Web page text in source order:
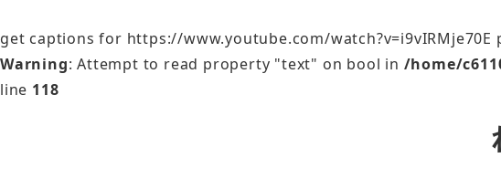
get captions for https://www.youtube.com/watch?v=i9vIRMje70E
Warning: Attempt to read property "text" on bool in /home/
line 118